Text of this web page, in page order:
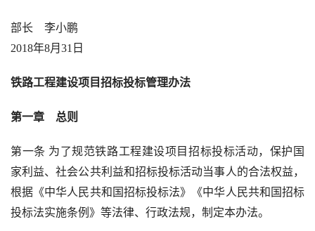
部长　李小鹏
2018年8月 31 日
铁路工程建设项目招标投标管理办法
第一章　总则
第一条 为了规范铁路工程建设项目招标投标活动，保护国
家利益、社会公共利益和招标投标活动当事人的合法权益，
根据《中华人民共和国招标投标法》《中华人民共和国招标
投标法实施条例》等法律、行政法规，制定本办法。